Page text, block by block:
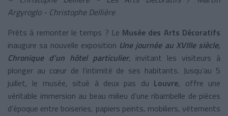
Argyroglo - Christophe Dellière
Prêts à remonter le temps ? Le Musée des Arts Décoratifs
inaugure sa nouvelle exposition Une journée au XVIIIe siècle,
Chronique d’un hôtel particulier, invitant les visiteurs à
plonger au cœur de l’intimité de ses habitants. Jusqu’au 5
juillet, le musée, situé à deux pas du Louvre, offre une
véritable immersion au beau milieu d’une ribambelle de pièces
d’époque entre boiseries, papiers peints, mobiliers, vêtements